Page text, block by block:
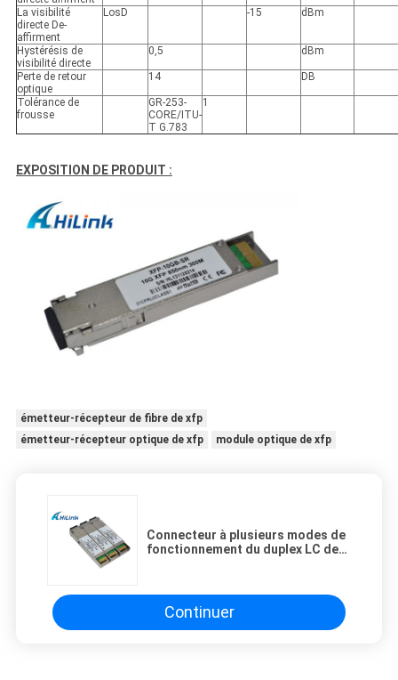
La visibilité
directe De-
affirment
LosD -15 dBm
Hystérésis de
visibilité directe
0,5 dBm
Perte de retour
optique
14 DB
Tolérance de
frousse
GR-253-
CORE/ITU-
T G.783
1
EXPOSITION DE PRODUIT :
émetteur-récepteur de fibre de xfp
émetteur-récepteur optique de xfp
module optique de xfp
Connecteur à plusieurs modes de
fonctionnement du duplex LC de
Continuer